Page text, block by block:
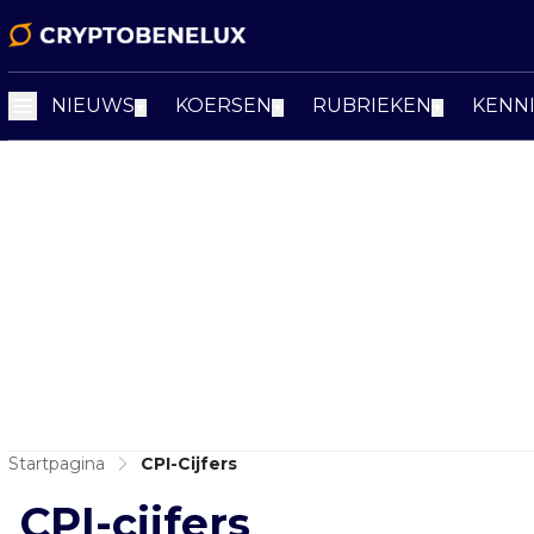
NIEUWS KOERSEN RUBRIEKEN
Startpagina CPI-Cijfers
CPI-cijfers